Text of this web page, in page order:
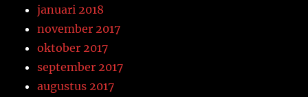
januari 2018
november 2017
oktober 2017
september 2017
augustus 2017